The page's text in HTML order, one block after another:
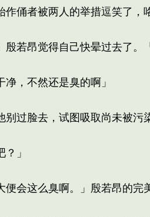
俑者被两人的举措逗笑了，
若昂觉得自己快晕过去了。
，不然还是臭的啊」
过脸去，试图吸取尚未被污
」
会这么臭啊。」殷若昂的完